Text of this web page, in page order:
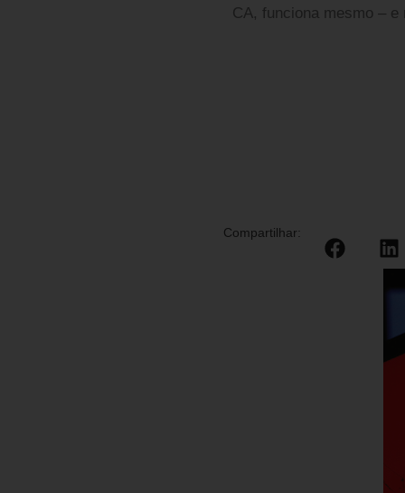
CA, funciona mesmo – e
Compartilhar: